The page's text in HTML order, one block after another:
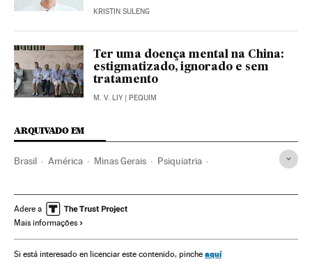
KRISTIN SULENG
Ter uma doença mental na China:
estigmatizado, ignorado e sem
tratamento
M. V. LIY | PEQUIM
ARQUIVADO EM
Brasil América Minas Gerais Psiquiatria
Saúde mental América Latina
Direitos humanos
Adere a
Mais informações
Si está interesado en licenciar este contenido, pinche aquí